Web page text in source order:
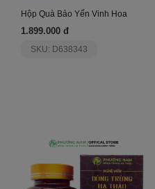
Hộp Quà Bảo Yến Vinh Hoa
1.899.000 đ
SKU: D638343